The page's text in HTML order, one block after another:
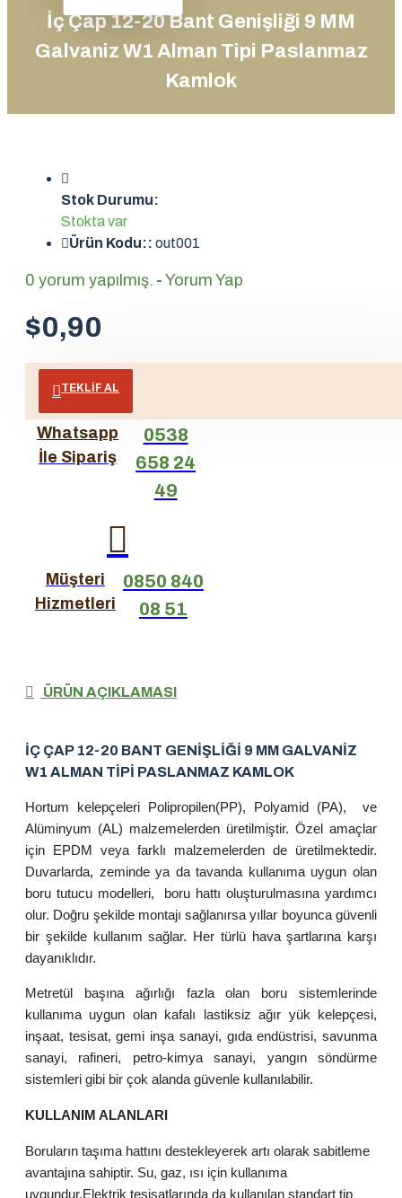
İç Çap 12-20 Bant Genişliği 9 MM
Galvaniz W1 Alman Tipi Paslanmaz
Kamlok
Stok Durumu:
Stokta var
Ürün Kodu:: out001
0 yorum yapılmış. - Yorum Yap
$0,90
TEKLIF AL
Whatsapp
İle Sipariş
0538
658 24
49
Müşteri
Hizmetleri
0850 840
08 51
ÜRÜN AÇIKLAMASI
İÇ ÇAP 12-20 BANT GENİŞLİĞİ 9 MM GALVANİZ
W1 ALMAN TİPİ PASLANMAZ KAMLOK
Hortum kelepçeleri Polipropilen(PP), Polyamid (PA), ve
Alüminyum (AL) malzemelerden üretilmiştir. Özel amaçlar
için EPDM veya farklı malzemelerden de üretilmektedir.
Duvarlarda, zeminde ya da tavanda kullanıma uygun olan
boru tutucu modelleri, boru hattı oluşturulmasına yardımcı
olur. Doğru şekilde montajı sağlanırsa yıllar boyunca güvenli
bir şekilde kullanım sağlar. Her türlü hava şartlarına karşı
dayanıklıdır.
Metretül başına ağırlığı fazla olan boru sistemlerinde
kullanıma uygun olan kafalı lastiksiz ağır yük kelepçesi,
inşaat, tesisat, gemi inşa sanayi, gıda endüstrisi, savunma
sanayi, rafineri, petro-kimya sanayi, yangın söndürme
sistemleri gibi bir çok alanda güvenle kullanılabilir.
KULLANIM ALANLARI
Boruların taşıma hattını destekleyerek artı olarak sabitleme
avantajına sahiptir. Su, gaz, ısı için kullanıma
uygundur.Elektrik tesisatlarında da kullanılan standart tip